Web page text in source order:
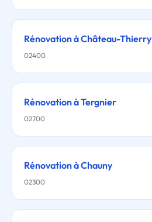
Rénovation à Château-Thierry
02400
Rénovation à Tergnier
02700
Rénovation à Chauny
02300